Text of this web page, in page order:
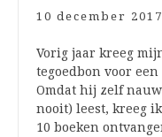
10 december 2017
Vorig jaar kreeg
tegoedbon voor een
Omdat hij zelf
nooit) leest, kreeg
10 boeken